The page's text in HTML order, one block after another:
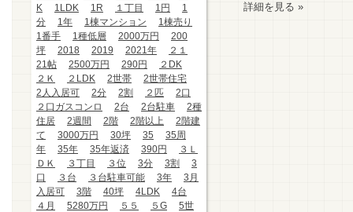
K
1LDK 1R １丁目 1円
1
分
1年 1棟マンション
1棟売り
1番手
1種低層 2000万円
200
坪
2018 2019 2021年
２１
21帖
2500万円 290円
２DK
２Ｋ
２LDK 2世帯
2世帯住宅
2人入居可
2分 2割 ２匹
2口
２口ガスコンロ
2台 2台駐車
2種
住居
2週間 2階 2階以上
2階建
て
3000万円 30坪 35
35周
年
35年 35年返済 390円
３Ｌ
ＤＫ
３丁目 ３位 3分 3割
3
口
３台 ３台駐車可能 3年
3月
入居可
3階 40坪 4LDK
4台
４月
5280万円 ５５ ５G
5世
詳細を見る »